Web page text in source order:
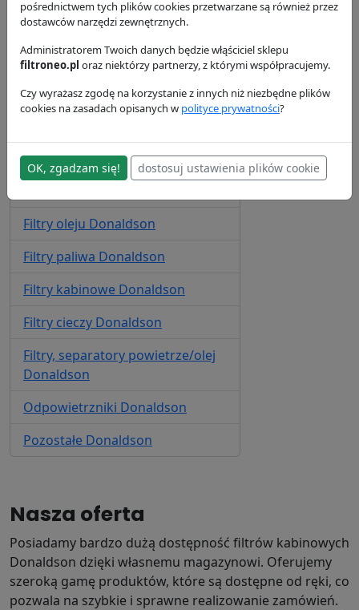
Filtry powietrzaDonaldson
Filtry oleju Donaldson
Filtry paliwa Donaldson
Filtry kabinowe Donaldson
Filtry cieczy Donaldson
Filtry, separatory powietrze/olej
Donaldson
Odpowietrzniki Donaldson
Pozostałe Donaldson
Donaldson
Donaldson
Nasza oferta
Posiadamy bardzo dużą dostępność filtrów kabinowych
Donaldson dzięki własnemu magazynowi. Oferujemy
szeroką gamę produktów, które są dostępne od ręki, co
pozwala na szybkie i sprawne realizowanie zamówień.
pośrednictwem tych plików cookies przetwarzane są również przez
dostawców narzędzi zewnętrznych.
Administratorem Twoich danych będzie włąściciel sklepu
filtroneo.pl oraz niektórzy partnerzy, z którymi współpracujemy.
Czy wyrażasz zgodę na korzystanie z innych niż niezbędne plików
cookies na zasadach opisanych w polityce prywatności?
OK, zgadzam się! dostosuj ustawienia plików cookie